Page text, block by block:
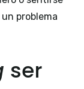
problema
ser